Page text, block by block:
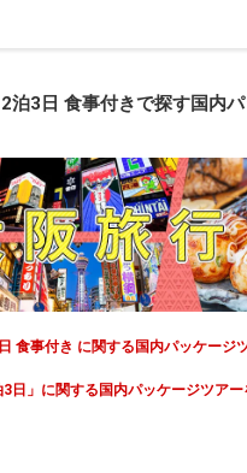
泊3日 食事付きで探す国内
食事付き に関する国内パッケージ
3日」に関する国内パッケージツア